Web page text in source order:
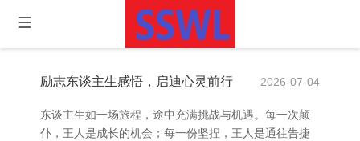
励志东谈主生感悟，启迪心灵前行 2026-07-04
东谈主生如一场旅程，途中充满挑战与机遇。每一次颠
仆，王人是成长的机会；每一份坚捏，王人是通往告捷